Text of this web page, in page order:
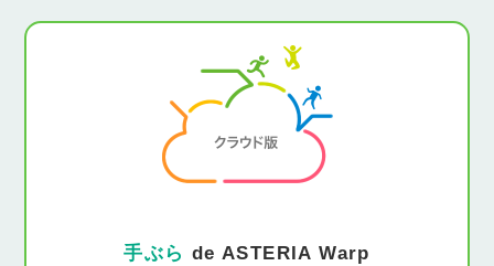
手ぶら de ASTERIA Warp